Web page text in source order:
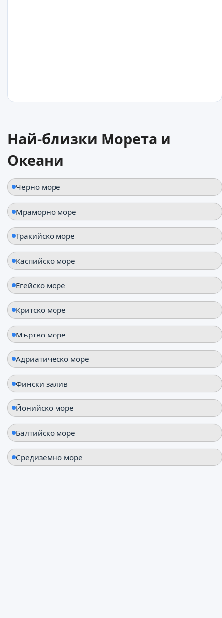
Урзуф
Украйна
Най-близки Морета и
Океани
Черно море
Мраморно море
Тракийско море
Каспийско море
Егейско море
Критско море
Мъртво море
Адриатическо море
Фински залив
Йонийско море
Балтийско море
Средиземно море